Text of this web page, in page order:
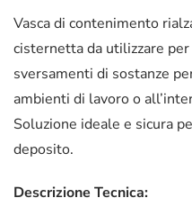
Vasca di contenimento
cisternetta da utilizzare
sversamenti di sostanze
ambienti di lavoro o
Soluzione ideale e sicura
deposito.
Descrizione Tecnica: